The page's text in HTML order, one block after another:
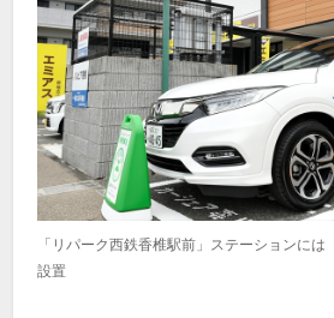
「リパーク西鉄香椎駅前」ステーションに
設置